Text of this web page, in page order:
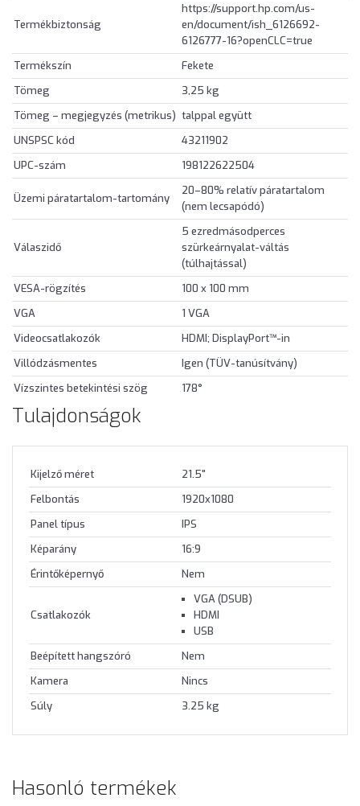
Termékbiztonság
https://support.hp.com/us-
en/document/ish_6126692-
6126777-16?openCLC=true
Termékszín
Fekete
Tömeg
3,25 kg
Tömeg – megjegyzés (metrikus) talppal együtt
UNSPSC kód
43211902
UPC-szám
198122622504
Üzemi páratartalom-tartomány
20–80% relatív páratartalom
(nem lecsapódó)
Válaszidő
5 ezredmásodperces
szürkeárnyalat-váltás
(túlhajtással)
VESA-rögzítés
100 x 100 mm
VGA
1 VGA
Videocsatlakozók
HDMI; DisplayPort™-in
Villódzásmentes
Igen (TÜV-tanúsítvány)
Vízszintes betekintési szög
178°
Tulajdonságok
Kijelző méret
21.5"
Felbontás
1920x1080
Panel típus
IPS
Képarány
16:9
Érintőképernyő
Nem
Csatlakozók
VGA (DSUB)
HDMI
USB
Beépített hangszóró
Nem
Kamera
Nincs
Súly
3.25 kg
Hasonló termékek